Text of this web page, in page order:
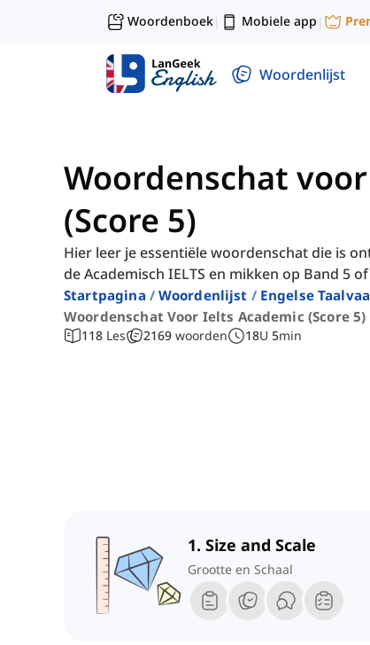
Woordenboek| Mobiele app |
Woordenlijst
Woordenschat voor
(Score 5)
Hier leer je essentiële woordenschat die is
de Academisch IELTS en mikken op Band 5
Startpagina Woordenlijst
Engelse
Woordenschat Voor Ielts Academic (score 5)
118 Les 2169 woorden 18U 5min
1. Size and Scale
Grootte en Schaal